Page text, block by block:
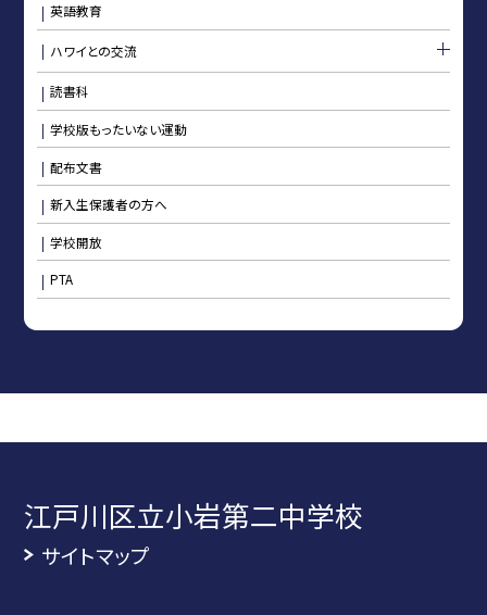
英語教育
ハワイとの交流
読書科
学校版もったいない運動
配布文書
新入生保護者の方へ
学校開放
PTA
江戸川区立小岩第二中学校
サイトマップ